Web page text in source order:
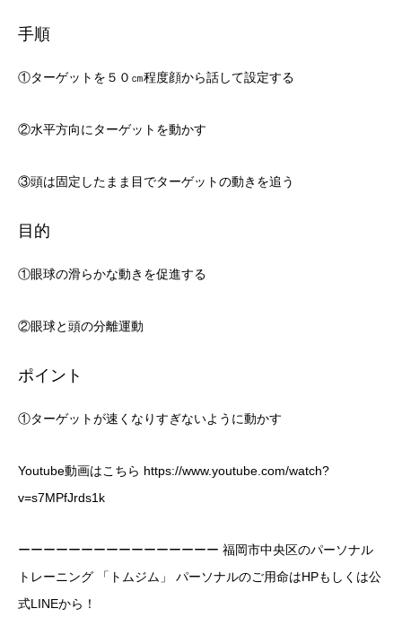
手順
①ターゲットを５０㎝程度顔から話して設定する
②水平方向にターゲットを動かす
③頭は固定したまま目でターゲットの動きを追う
目的
①眼球の滑らかな動きを促進する
②眼球と頭の分離運動
ポイント
①ターゲットが速くなりすぎないように動かす
Youtube動画はこちら https://www.youtube.com/watch?
v=s7MPfJrds1k
ーーーーーーーーーーーーーーーー 福岡市中央区のパーソナル
トレーニング 「トムジム」 パーソナルのご用命はHPもしくは公
式LINEから！